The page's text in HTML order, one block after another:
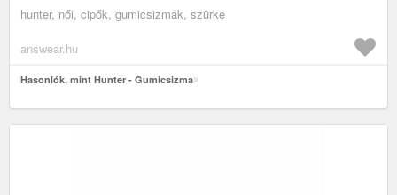
hunter, női, cipők, gumicsizmák, szürke
answear.hu
Hasonlók, mint Hunter - Gumicsizma